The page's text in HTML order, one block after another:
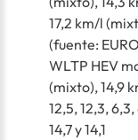
17,2 km/l
(fuente:
WLTP HEV
(mixto), 14,9
12,5, 12,3, 6,3,
14,7 y 14,1